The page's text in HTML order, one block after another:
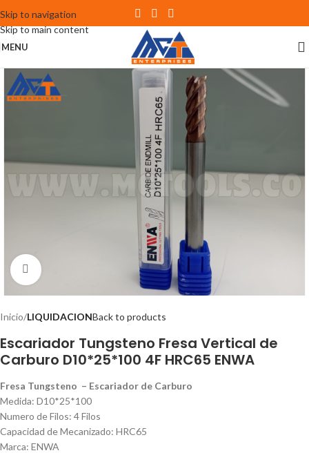
Skip to navigation
Skip to main content
MENU
Click to enlarge
Inicio LIQUIDACIONBack to products
Escariador Tungsteno Fresa Vertical de
Carburo D10*25*100 4F HRC65 ENWA
Fresa Tungsteno – Escariador de Carburo
Medida: D10*25*100
Numero de Filos: 4 Filos
Capacidad de Mecanizado: HRC65
Marca: ENWA